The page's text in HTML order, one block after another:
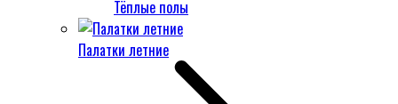
Тёплые полы
Палатки летние